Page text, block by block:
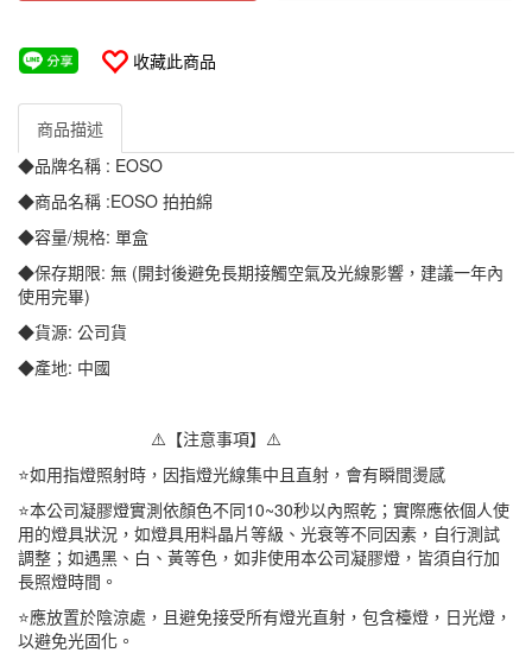
收藏此商品
商品描述
◆品牌名稱 : EOSO
◆商品名稱 :EOSO 拍拍綿
◆容量/規格: 單盒
◆保存期限: 無 (開封後避免長期接觸空氣及光線影響，建議一年內
使用完畢)
◆貨源: 公司貨
◆產地: 中國
⚠️【注意事項】⚠️
⭐如用指燈照射時，因指燈光線集中且直射，會有瞬間燙感
⭐本公司凝膠燈實測依顏色不同10~30秒以內照乾；實際應依個人使
用的燈具狀況，如燈具用料晶片等級、光衰等不同因素，自行測試
調整；如遇黑、白、黃等色，如非使用本公司凝膠燈，皆須自行加
長照燈時間。
⭐應放置於陰涼處，且避免接受所有燈光直射，包含檯燈，日光燈，
以避免光固化。